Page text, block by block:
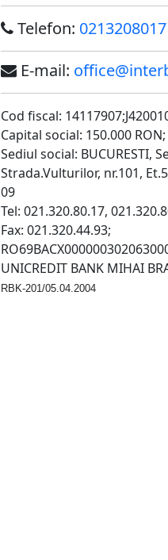
Telefon: 0213208017
E-mail:
Cod fiscal:
Capital social: 150.000 RON;
Sediul social: BUCURESTI,
Strada.Vulturilor, nr.101,
09
Tel: 021.320.80.17,
Fax: 021.320.44.93;
UNICREDIT BANK MIHAI
RBK-201/05.04.2004